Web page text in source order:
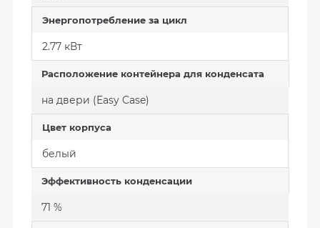
Энергопотребление за цикл
2.77 кВт
Расположение контейнера для конденсата
на двери (Easy Case)
Цвет корпуса
белый
Эффективность конденсации
71 %